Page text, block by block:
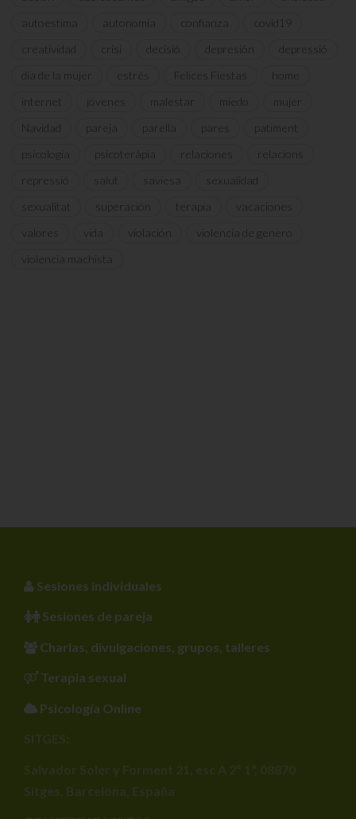
autoestima
autonomía confianza
covid19
creatividad
crisi decisió depresión
depressió
día de la mujer
estrés Felices Fiestas
home
internet
jóvenes malestar miedo
mujer
Navidad
pareja parella pares
patiment
psicologia
psicoteràpia relaciones
relacions
repressió
salut saviesa
sexualidad
sexualitat
superación terapia
vacaciones
valores
vida violación
violencia de genero
violencia machista
Sesiones individuales
Sesiones de pareja
Charlas, divulgaciones, grupos, talleres
Terapia sexual
Psicología Online
SITGES:
Salvador Soler y Forment 21, esc A 2º 1ª, 08870
Sitges, Barcelona, España